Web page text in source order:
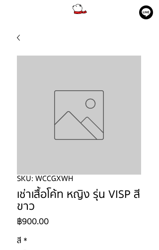
SKU: WCCGXWH
เช่าเสื้อโค้ท หญิง รุ่น VISP สี
ขาว
฿900.00ราคา
สี *